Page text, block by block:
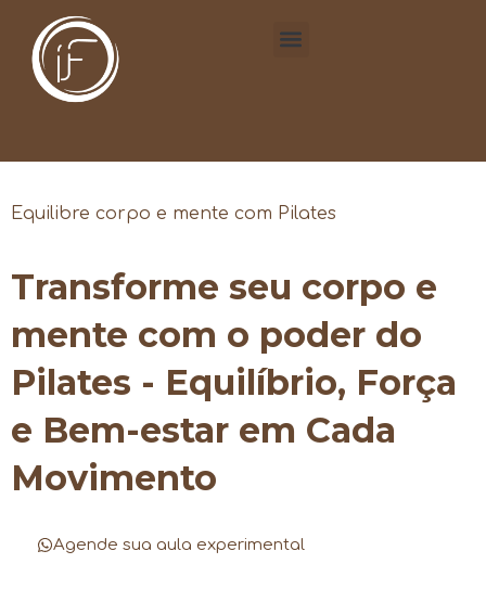
Equilibre corpo e mente com Pilates
Transforme seu corpo e
mente com o poder do
Pilates - Equilíbrio, Força
e Bem-estar em Cada
Movimento
Agende sua aula experimental